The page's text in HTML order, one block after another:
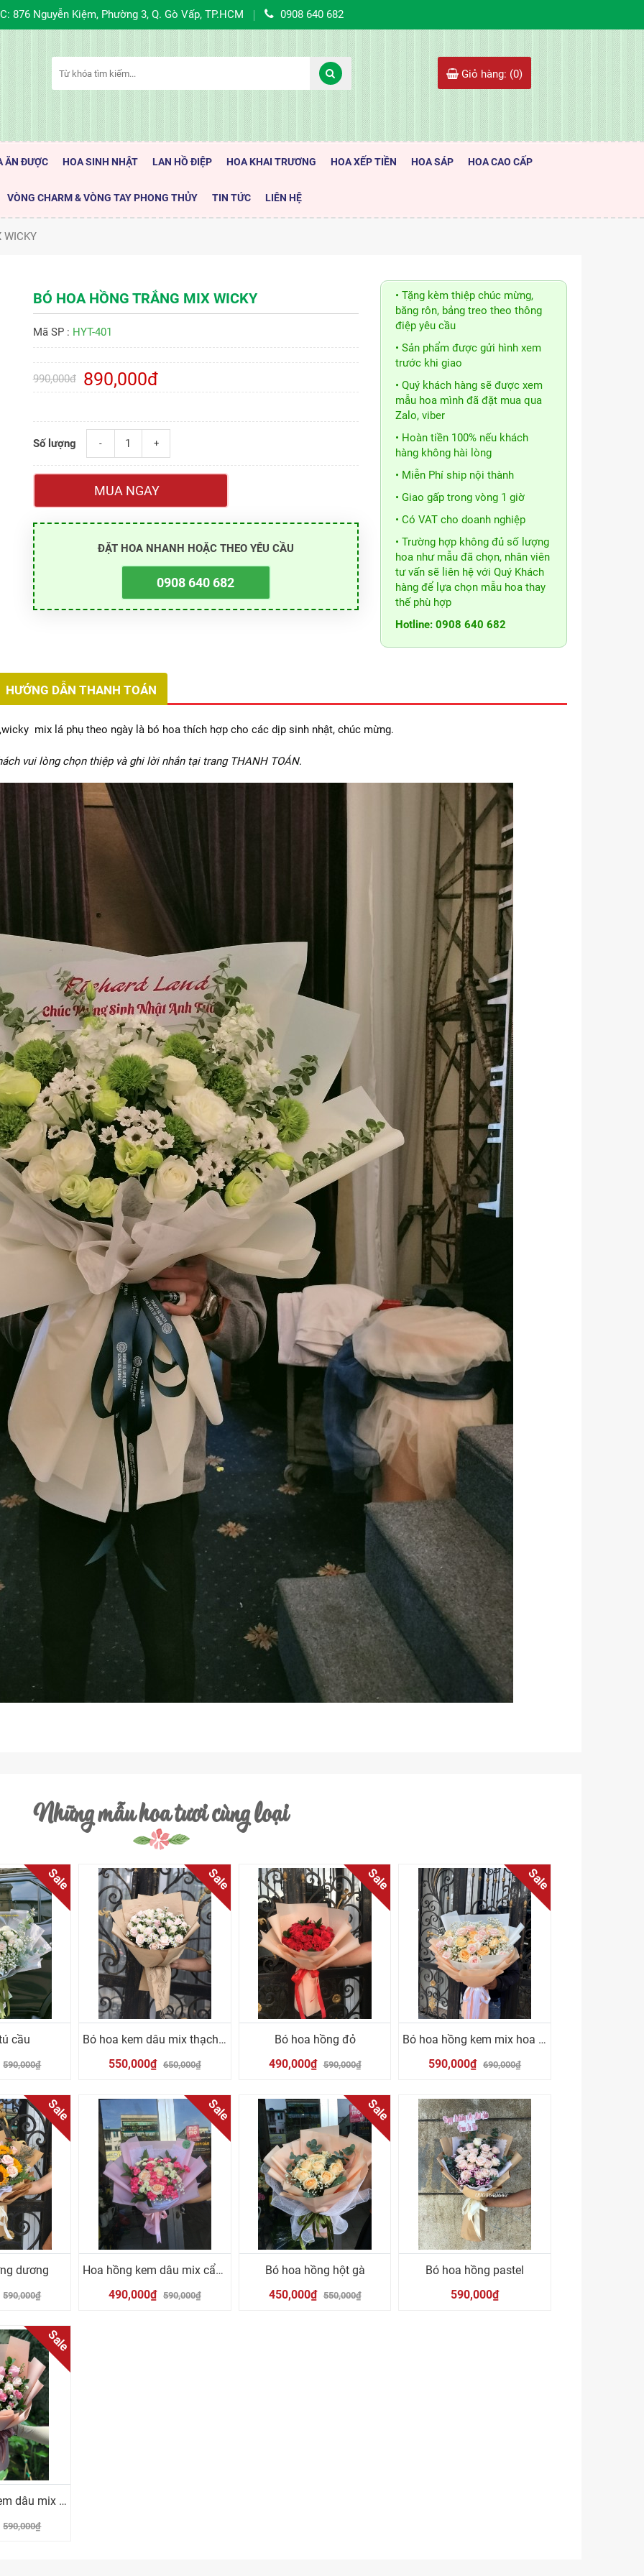
876 Nguyễn Kiệm, Phường 3, Q. Gò Vấp, TP.HCM 0908 640 682
Giỏ hàng: (0)
ĂN ĐƯỢC HOA SINH NHẬT LAN HỒ ĐIỆP HOA KHAI TRƯƠNG HOA XẾP TIỀN HOA SÁP HOA CAO CẤP
VÒNG CHARM & VÒNG TAY PHONG THỦY TIN TỨC LIÊN HỆ
WICKY
BÓ HOA HỒNG TRẮNG MIX WICKY
Mã SP : HYT-401
990,000đ 890,000đ
Số lượng - +
MUA NGAY
ĐẶT HOA NHANH HOẶC THEO YÊU CẦU
0908 640 682
• Tặng kèm thiệp chúc mừng,
băng rôn, bảng treo theo thông
điệp yêu cầu
• Sản phẩm được gửi hình xem
trước khi giao
• Quý khách hàng sẽ được xem
mẫu hoa mình đã đặt mua qua
Zalo, viber
• Hoàn tiền 100% nếu khách
hàng không hài lòng
• Miễn Phí ship nội thành
• Giao gấp trong vòng 1 giờ
• Có VAT cho doanh nghiệp
• Trường hợp không đủ số lượng
hoa như mẫu đã chọn, nhân viên
tư vấn sẽ liên hệ với Quý Khách
hàng để lựa chọn mẫu hoa thay
thế phù hợp
Hotline: 0908 640 682
HƯỚNG DẪN THANH TOÁN
mix lá phụ theo ngày là bó hoa thích hợp cho các dịp sinh nhật, chúc mừng.
vui lòng chọn thiệp và ghi lời nhắn tại trang THANH TOÁN.
Những mẫu hoa tươi cùng loại
Sale
cầu
590,000₫
Sale
Bó hoa kem dâu mix thạch thảo
550,000₫ 650,000₫
Sale
Bó hoa hồng đỏ
490,000₫ 590,000₫
Sale
Bó hoa hồng kem mix hoa hồng cam
590,000₫ 690,000₫
Sale
dương
590,000₫
Sale
Hoa hồng kem dâu mix cẩm chướng hồng
490,000₫ 590,000₫
Sale
Bó hoa hồng hột gà
450,000₫ 550,000₫
Bó hoa hồng pastel
590,000₫
Sale
Bó hoa hồng kem dâu mix cúc trắng
590,000₫